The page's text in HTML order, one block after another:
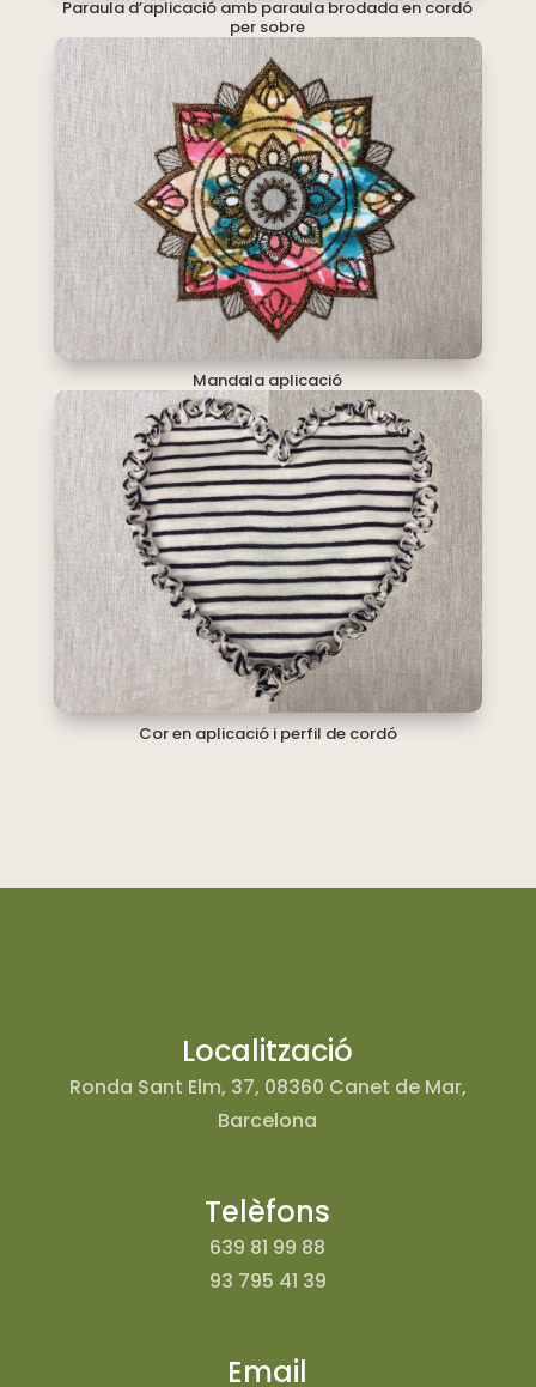
Paraula d’aplicació amb paraula brodada en cordó
per sobre
Mandala aplicació
Cor en aplicació i perfil de cordó
Localització
Ronda Sant Elm, 37, 08360 Canet de Mar,
Barcelona
Telèfons
639 81 99 88
93 795 41 39
Email